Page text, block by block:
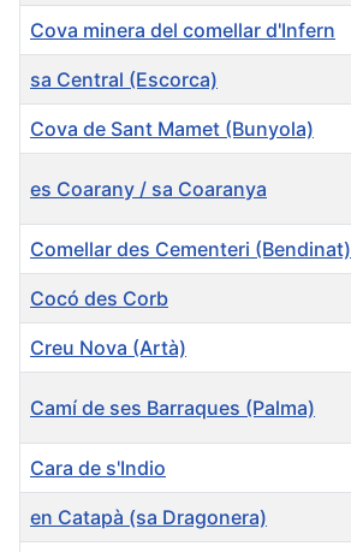
Cova minera del comellar d'Infern
sa Central (Escorca)
Cova de Sant Mamet (Bunyola)
es Coarany / sa Coaranya
Comellar des Cementeri (Bendinat)
Cocó des Corb
Creu Nova (Artà)
Camí de ses Barraques (Palma)
Cara de s'Indio
en Catapà (sa Dragonera)